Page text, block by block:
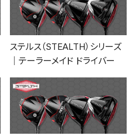
ステルス（STEALTH）シリーズ
｜テーラーメイド ドライバー